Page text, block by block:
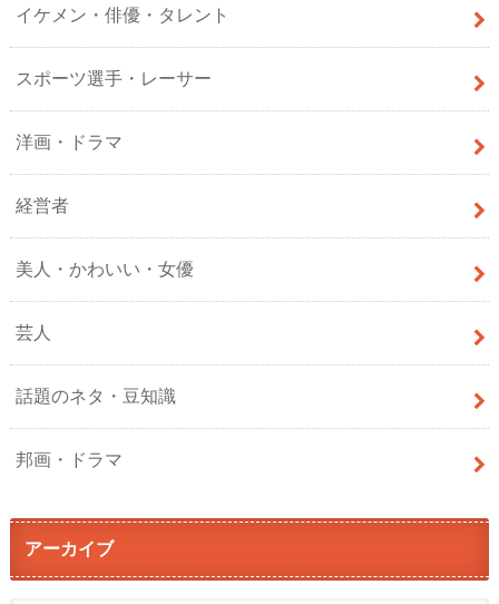
イケメン・俳優・タレント
スポーツ選手・レーサー
洋画・ドラマ
経営者
美人・かわいい・女優
芸人
話題のネタ・豆知識
邦画・ドラマ
アーカイブ